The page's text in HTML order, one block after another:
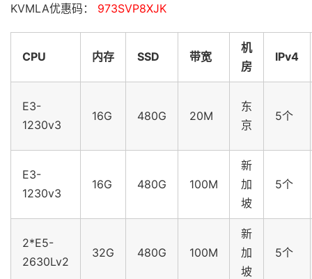
KVMLA优惠码： 973SVP8XJK
CPU 内存 SSD 带宽
机
房
IPv4
E3-
1230v3
16G 480G 20M
东
京
5个
E3-
1230v3
16G 480G 100M
新
加
坡
5个
2*E5-
2630Lv2
32G 480G 100M
新
加
坡
5个